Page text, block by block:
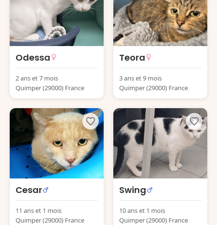
Odessa
2 ans et 7 mois
Quimper (29000) France
Teora
3 ans et 9 mois
Quimper (29000) France
Cesar
11 ans et 1 mois
Quimper (29000) France
Swing
10 ans et 1 mois
Quimper (29000) France